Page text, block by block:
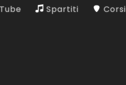
Spartiti Corsi